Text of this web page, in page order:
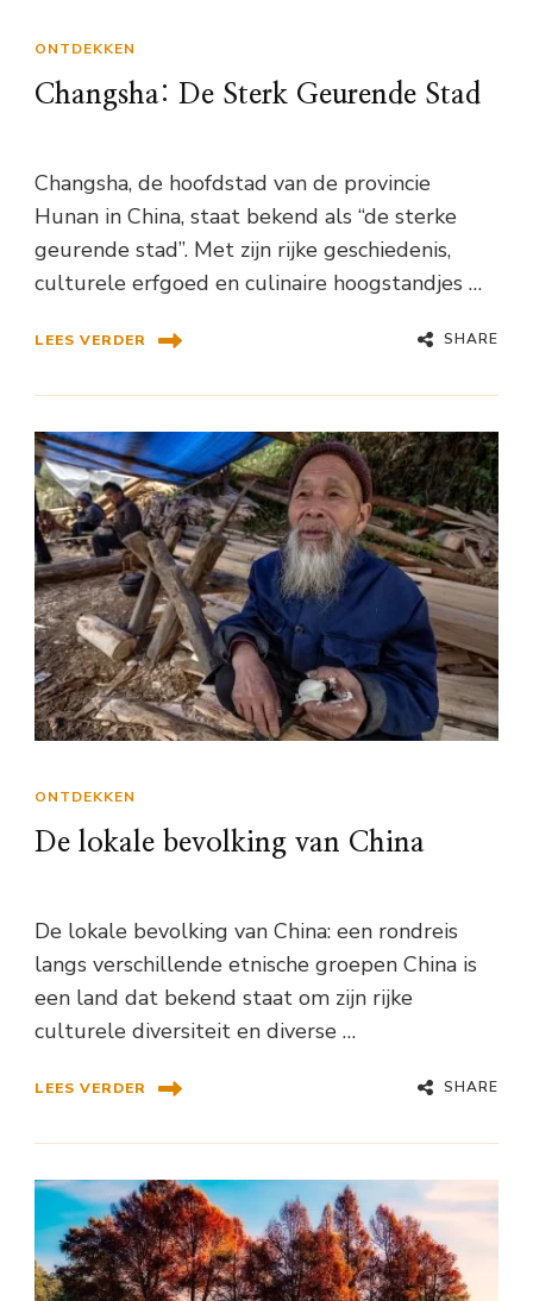
ONTDEKKEN
Changsha: De Sterk Geurende Stad
Changsha, de hoofdstad van de provincie
Hunan in China, staat bekend als “de sterke
geurende stad”. Met zijn rijke geschiedenis,
culturele erfgoed en culinaire hoogstandjes …
LEES VERDER SHARE
ONTDEKKEN
De lokale bevolking van China
De lokale bevolking van China: een rondreis
langs verschillende etnische groepen China is
een land dat bekend staat om zijn rijke
culturele diversiteit en diverse …
LEES VERDER SHARE